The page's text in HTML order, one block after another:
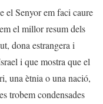
el Senyor em faci caure
el millor resum dels
dona estrangera i
i que mostra que el
una ètnia o una nació,
trobem condensades